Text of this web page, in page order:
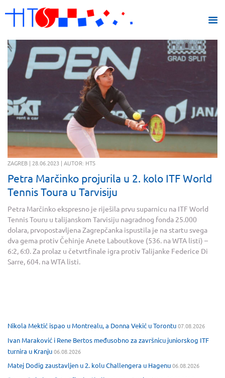
ZAGREB | 28.06.2023 | AUTOR: HTS
Petra Marčinko projurila u 2. kolo ITF World
Tennis Toura u Tarvisiju
Petra Marčinko ekspresno je riješila prvu suparnicu na ITF World
Tennis Touru u talijanskom Tarvisiju nagradnog fonda 25.000
dolara, prvopostavljena Zagrepčanka ispustila je na startu svega
dva gema protiv Čehinje Anete Laboutkove (536. na WTA listi) –
6:2, 6:0. Za prolaz u četvrtfinale igra protiv Talijanke Federice Di
Sarre, 604. na WTA listi.
Nikola Mektić ispao u Montrealu, a Donna Vekić u Torontu07.08.2026
Ivan Maraković i Rene Bertos međusobno za završnicu juniorskog ITF
turnira u Kranju06.08.2026
Matej Dodig zaustavljen u 2. kolu Challengera u Hagenu06.08.2026